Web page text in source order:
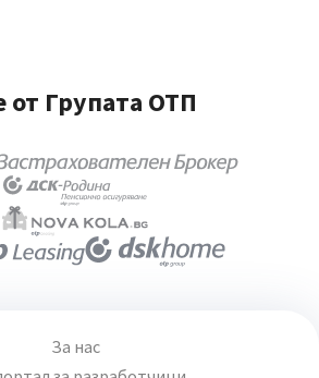
Групата ОТП
За нас